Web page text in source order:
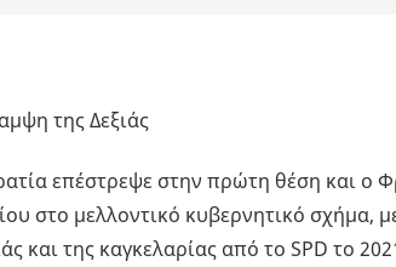
της Δε­ξιάς
επέ­στρε­ψε στην πρώτη θέση και ο
στο μελ­λο­ντι­κό κυ­βερ­νη­τι­κό σχήμα,
και της κα­γκε­λα­ρί­ας από το SPD το